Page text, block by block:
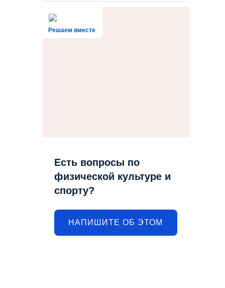
Решаем вместе
Есть вопросы по
физической культуре и
спорту?
НАПИШИТЕ ОБ ЭТОМ